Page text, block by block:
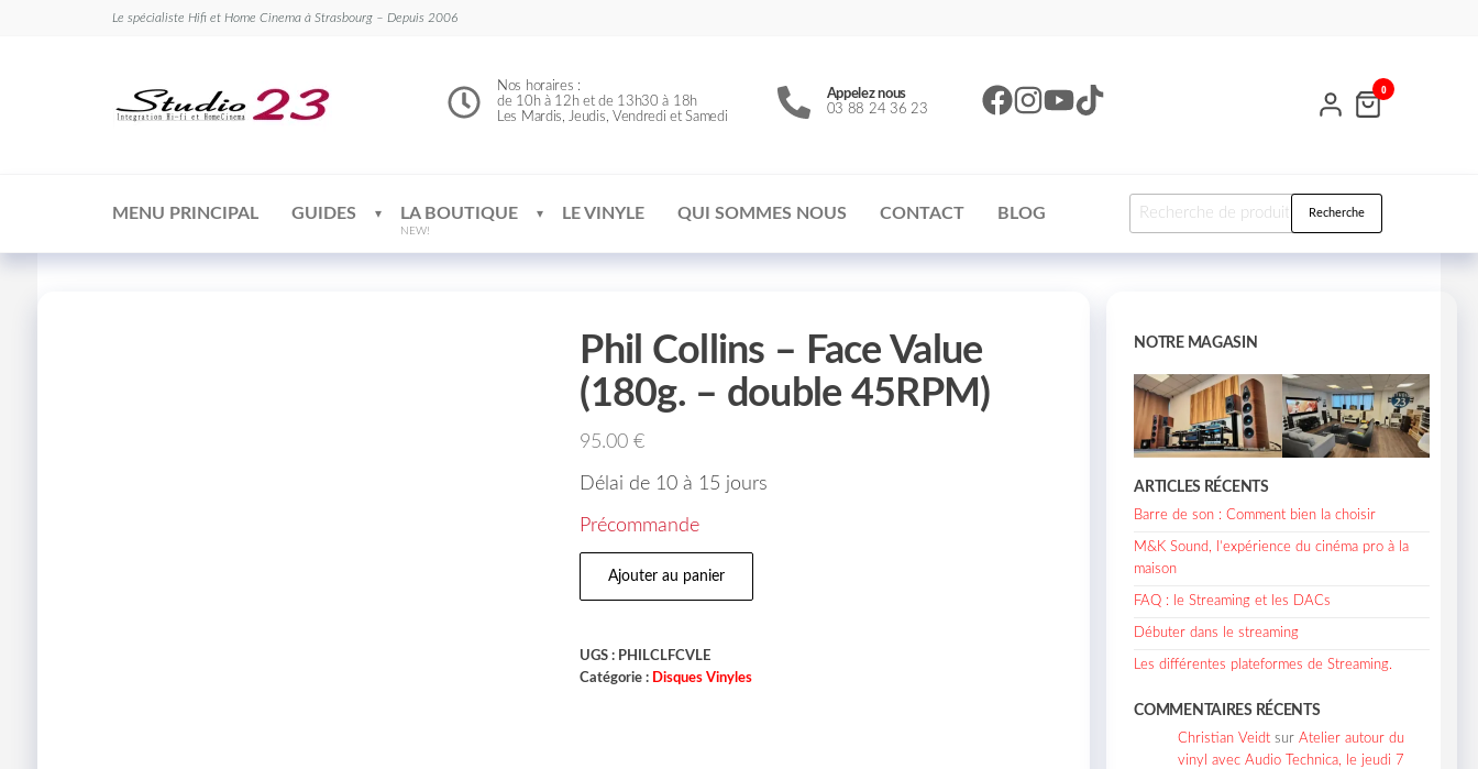
Le spécialiste Hifi et Home Cinema à Strasbourg – Depuis 2006
Nos horaires :
de 10h à 12h et de 13h30 à 18h
Les Mardis, Jeudis, Vendredi et Samedi
Appelez nous
03 88 24 36 23
0
MENU PRINCIPAL GUIDES LA BOUTIQUE
NEW!
LE VINYLE QUI SOMMES NOUS CONTACT BLOG Recherche
Phil Collins – Face Value
(180g. – double 45RPM)
95.00€
Délai de 10 à 15 jours
Précommande
Ajouter au panier
UGS : PHILCLFCVLE
Catégorie : Disques Vinyles
NOTRE MAGASIN
ARTICLES RÉCENTS
Barre de son : Comment bien la choisir
M&K Sound, l’expérience du cinéma pro à la
maison
FAQ : le Streaming et les DACs
Débuter dans le streaming
Les différentes plateformes de Streaming.
COMMENTAIRES RÉCENTS
Christian Veidt surAtelier autour du
vinyl avec Audio Technica, le jeudi 7